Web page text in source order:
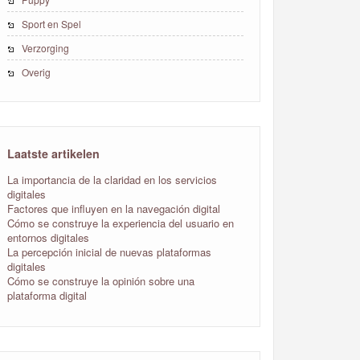
Sport en Spel
Verzorging
Overig
Laatste artikelen
La importancia de la claridad en los servicios
digitales
Factores que influyen en la navegación digital
Cómo se construye la experiencia del usuario en
entornos digitales
La percepción inicial de nuevas plataformas
digitales
Cómo se construye la opinión sobre una
plataforma digital